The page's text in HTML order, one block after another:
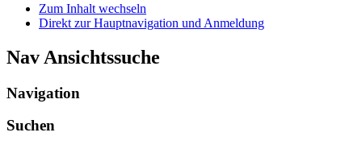
Zum Inhalt wechseln
Direkt zur Hauptnavigation und Anmeldung
Nav Ansichtssuche
Navigation
Suchen